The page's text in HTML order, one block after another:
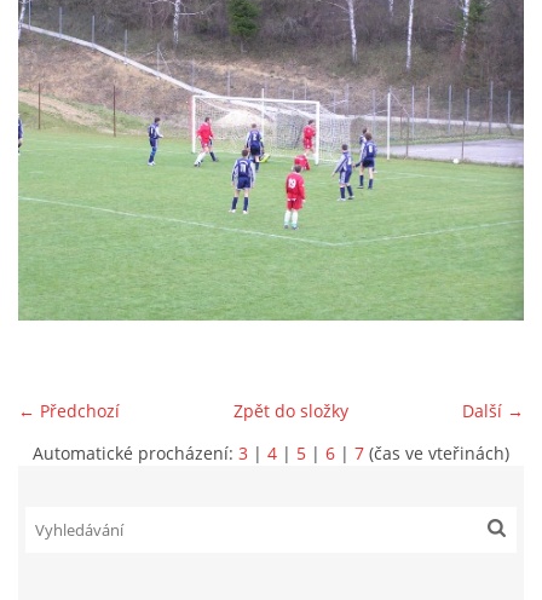
FKD B
STARŠÍ DOROST
STARŠÍ ŽÁCI
MLADŠÍ ŽÁCI
STARŠÍ PŘÍPRAVKA R 2012 + 2013
← Předchozí Další →
Zpět do složky
Automatické procházení: 3 | 4 | 5 | 6 | 7 (čas ve vteřinách)